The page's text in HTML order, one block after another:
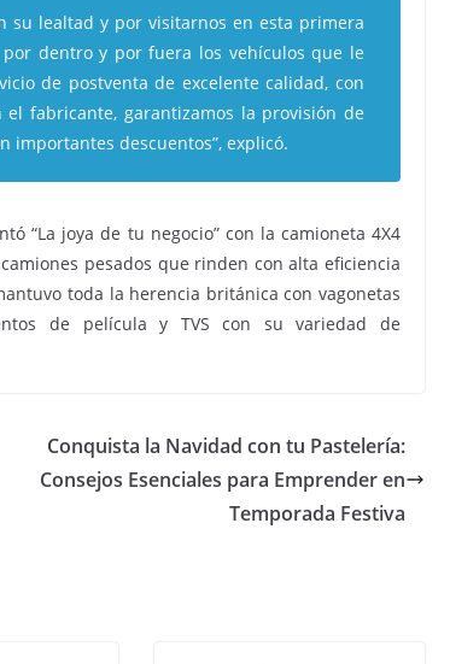
su lealtad y por visitarnos en esta primera
dentro y por fuera los vehículos que le
de postventa de excelente calidad, con
fabricante, garantizamos la provisión de
importantes descuentos”, explicó.
“La joya de tu negocio” con la camioneta 4X4
pesados que rinden con alta eficiencia
toda la herencia británica con vagonetas
de película y TVS con su variedad de
Conquista la Navidad con tu Pastelería:
Consejos Esenciales para Emprender en
Temporada Festiva